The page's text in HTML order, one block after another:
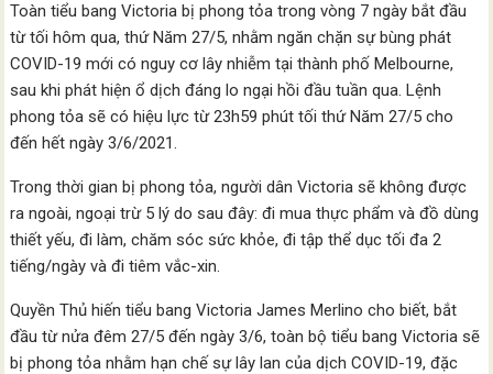
Toàn tiểu bang Victoria bị phong tỏa trong vòng 7 ngày bắt đầu
từ tối hôm qua, thứ Năm 27/5, nhằm ngăn chặn sự bùng phát
COVID-19 mới có nguy cơ lây nhiễm tại thành phố Melbourne,
sau khi phát hiện ổ dịch đáng lo ngại hồi đầu tuần qua. Lệnh
phong tỏa sẽ có hiệu lực từ 23h59 phút tối thứ Năm 27/5 cho
đến hết ngày 3/6/2021.
Trong thời gian bị phong tỏa, người dân Victoria sẽ không được
ra ngoài, ngoại trừ 5 lý do sau đây: đi mua thực phẩm và đồ dùng
thiết yếu, đi làm, chăm sóc sức khỏe, đi tập thể dục tối đa 2
tiếng/ngày và đi tiêm vắc-xin.
Quyền Thủ hiến tiểu bang Victoria James Merlino cho biết, bắt
đầu từ nửa đêm 27/5 đến ngày 3/6, toàn bộ tiểu bang Victoria sẽ
bị phong tỏa nhằm hạn chế sự lây lan của dịch COVID-19, đặc